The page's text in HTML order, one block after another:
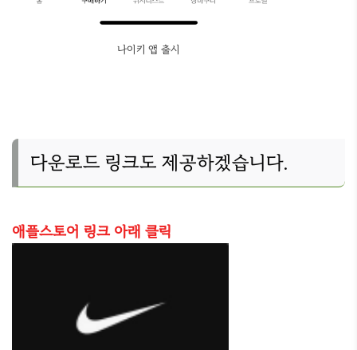
나이키 앱 출시
다운로드 링크도 제공하겠습니다.
애플스토어 링크 아래 클릭